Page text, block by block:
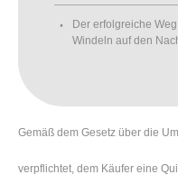
Der erfolgreiche
Windeln auf den
Gemäß dem Gesetz über die
verpflichtet, dem Käufer eine